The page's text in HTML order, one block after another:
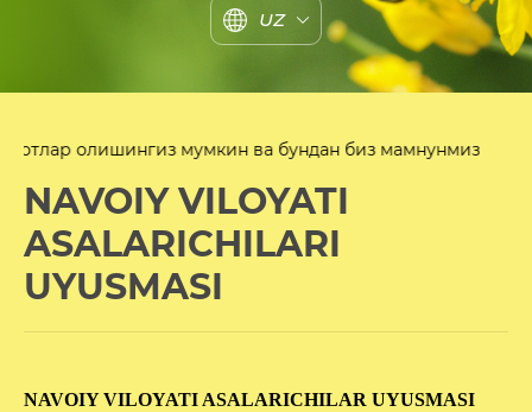
UZ
мумкин ва бундан биз мамнунмиз
NAVOIY VILOYATI
ASALARICHILARI
UYUSMASI
NAVOIY VILOYATI ASALARICHILAR UYUSMASI